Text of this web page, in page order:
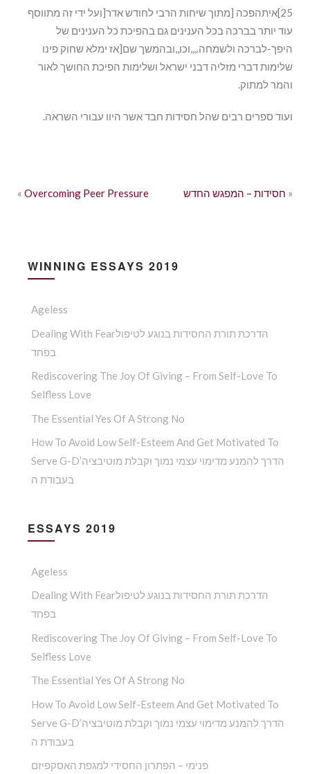
25]איתהפכה [מתוך שיחות הרבי לחודש אדר[ועל ידי זה מתווסף
עוד יותר בברכה בכל הענינים גם בהפיכת כל הענינים של
היפך-לברכה ולשמחה.,,,וכו,,ובהמשך שם[אז ימלא שחוק פינו
שלימות דברי מזליה דבני ישראל ושלימות הפיכת החושך לאור
והמר למתוק.
ועוד ספרים רבים שהל חסידות חבד אשר היוו עבורי השראה.
« Overcoming Peer Pressure חסידות – המפגש החדש »
WINNING ESSAYS 2019
Ageless
Dealing With Fearהדרכת תורת החסידות בנוגע לטיפול
בפחד
Rediscovering The Joy Of Giving – From Self-Love To
Selfless Love
The Essential Yes Of A Strong No
How To Avoid Low Self-Esteem And Get Motivated To
Serve G-D’הדרך להמנע מדימוי עצמי נמוך וקבלת מוטיבציה
בעבודת ה
ESSAYS 2019
Ageless
Dealing With Fearהדרכת תורת החסידות בנוגע לטיפול
בפחד
Rediscovering The Joy Of Giving – From Self-Love To
Selfless Love
The Essential Yes Of A Strong No
How To Avoid Low Self-Esteem And Get Motivated To
Serve G-D’הדרך להמנע מדימוי עצמי נמוך וקבלת מוטיבציה
בעבודת ה
פנימי – הפתרון החסידי למגפת האסקפיזם